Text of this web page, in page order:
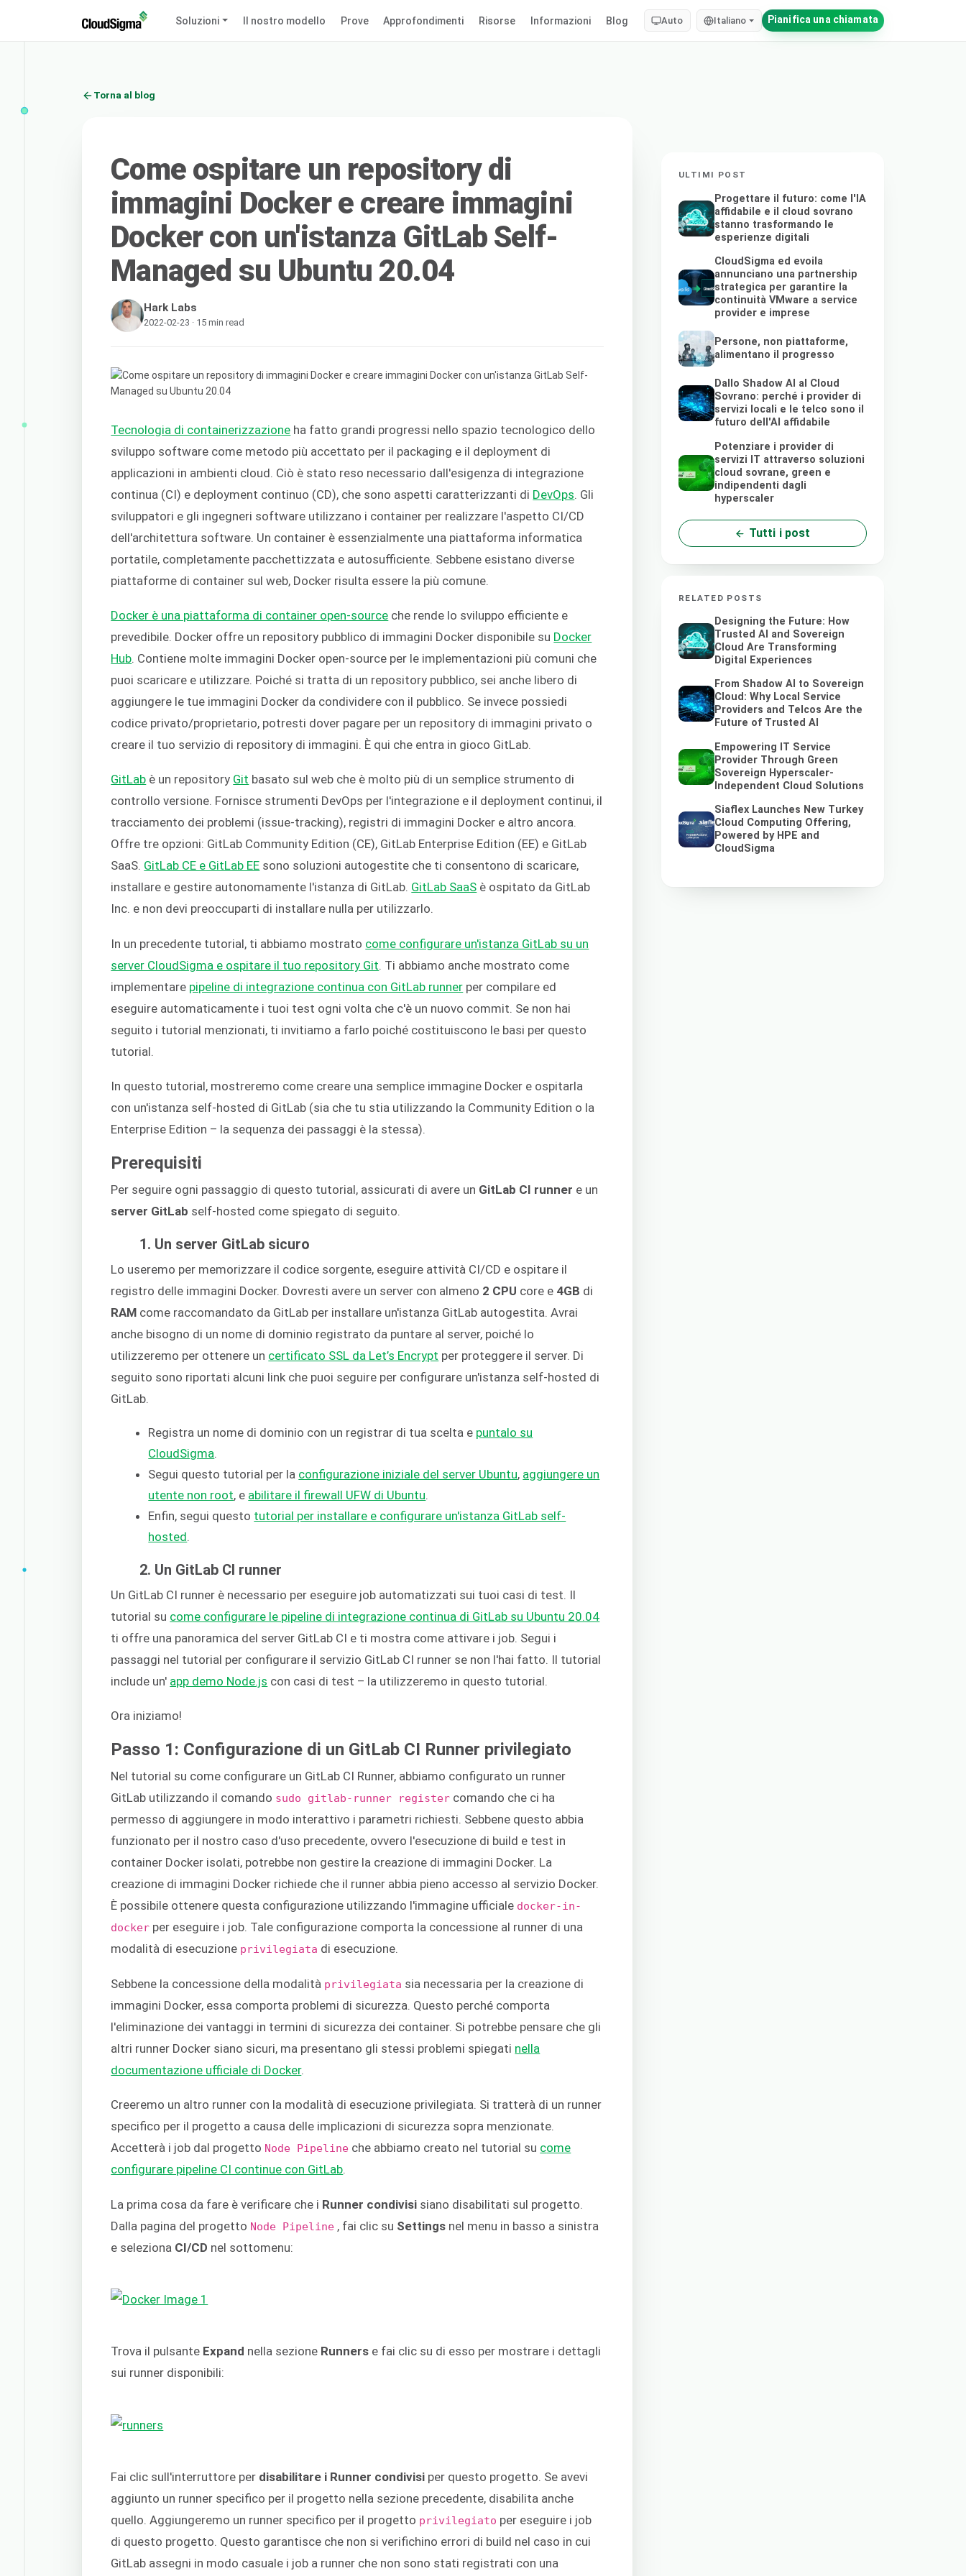
Soluzioni Il nostro modello Prove Approfondimenti Risorse Informazioni Blog Auto Italiano Pianifica una chiamata
Torna al blog
Come ospitare un repository di
immagini Docker e creare immagini
Docker con un'istanza GitLab Self-
Managed su Ubuntu 20.04
Hark Labs
2022-02-23 · 15 min read
Tecnologia di containerizzazione ha fatto grandi progressi nello spazio tecnologico dello
sviluppo software come metodo più accettato per il packaging e il deployment di
applicazioni in ambienti cloud. Ciò è stato reso necessario dall'esigenza di integrazione
continua (CI) e deployment continuo (CD), che sono aspetti caratterizzanti di DevOps . Gli
sviluppatori e gli ingegneri software utilizzano i container per realizzare l'aspetto CI/CD
dell'architettura software. Un container è essenzialmente una piattaforma informatica
portatile, completamente pacchettizzata e autosufficiente. Sebbene esistano diverse
piattaforme di container sul web, Docker risulta essere la più comune.
Docker è una piattaforma di container open-source che rende lo sviluppo efficiente e
prevedibile. Docker offre un repository pubblico di immagini Docker disponibile su Docker
Hub . Contiene molte immagini Docker open-source per le implementazioni più comuni che
puoi scaricare e utilizzare. Poiché si tratta di un repository pubblico, sei anche libero di
aggiungere le tue immagini Docker da condividere con il pubblico. Se invece possiedi
codice privato/proprietario, potresti dover pagare per un repository di immagini privato o
creare il tuo servizio di repository di immagini. È qui che entra in gioco GitLab.
GitLab è un repository Git basato sul web che è molto più di un semplice strumento di
controllo versione. Fornisce strumenti DevOps per l'integrazione e il deployment continui, il
tracciamento dei problemi (issue-tracking), registri di immagini Docker e altro ancora.
Offre tre opzioni: GitLab Community Edition (CE), GitLab Enterprise Edition (EE) e GitLab
SaaS. GitLab CE e GitLab EE sono soluzioni autogestite che ti consentono di scaricare,
installare e gestire autonomamente l'istanza di GitLab. GitLab SaaS è ospitato da GitLab
Inc. e non devi preoccuparti di installare nulla per utilizzarlo.
In un precedente tutorial, ti abbiamo mostrato come configurare un'istanza GitLab su un
server CloudSigma e ospitare il tuo repository Git . Ti abbiamo anche mostrato come
implementare pipeline di integrazione continua con GitLab runner per compilare ed
eseguire automaticamente i tuoi test ogni volta che c'è un nuovo commit. Se non hai
seguito i tutorial menzionati, ti invitiamo a farlo poiché costituiscono le basi per questo
tutorial.
In questo tutorial, mostreremo come creare una semplice immagine Docker e ospitarla
con un'istanza self-hosted di GitLab (sia che tu stia utilizzando la Community Edition o la
Enterprise Edition – la sequenza dei passaggi è la stessa).
Prerequisiti
Per seguire ogni passaggio di questo tutorial, assicurati di avere un GitLab CI runner e un
server GitLab self-hosted come spiegato di seguito.
1. Un server GitLab sicuro
Lo useremo per memorizzare il codice sorgente, eseguire attività CI/CD e ospitare il
registro delle immagini Docker. Dovresti avere un server con almeno 2 CPU core e 4GB di
RAM come raccomandato da GitLab per installare un'istanza GitLab autogestita. Avrai
anche bisogno di un nome di dominio registrato da puntare al server, poiché lo
utilizzeremo per ottenere un certificato SSL da Let’s Encrypt per proteggere il server. Di
seguito sono riportati alcuni link che puoi seguire per configurare un'istanza self-hosted di
GitLab.
Registra un nome di dominio con un registrar di tua scelta e puntalo su
CloudSigma.
Segui questo tutorial per la configurazione iniziale del server Ubuntu, aggiungere un
utente non root, e abilitare il firewall UFW di Ubuntu.
Enfin, segui questo tutorial per installare e configurare un'istanza GitLab self-
hosted.
2. Un GitLab CI runner
Un GitLab CI runner è necessario per eseguire job automatizzati sui tuoi casi di test. Il
tutorial su come configurare le pipeline di integrazione continua di GitLab su Ubuntu 20.04
ti offre una panoramica del server GitLab CI e ti mostra come attivare i job. Segui i
passaggi nel tutorial per configurare il servizio GitLab CI runner se non l'hai fatto. Il tutorial
include un' app demo Node.js con casi di test – la utilizzeremo in questo tutorial.
Ora iniziamo!
Passo 1: Configurazione di un GitLab CI Runner privilegiato
Nel tutorial su come configurare un GitLab CI Runner, abbiamo configurato un runner
GitLab utilizzando il comando sudo gitlab-runner register comando che ci ha
permesso di aggiungere in modo interattivo i parametri richiesti. Sebbene questo abbia
funzionato per il nostro caso d'uso precedente, ovvero l'esecuzione di build e test in
container Docker isolati, potrebbe non gestire la creazione di immagini Docker. La
creazione di immagini Docker richiede che il runner abbia pieno accesso al servizio Docker.
È possibile ottenere questa configurazione utilizzando l'immagine ufficiale docker-in-
docker per eseguire i job. Tale configurazione comporta la concessione al runner di una
modalità di esecuzione privilegiata di esecuzione.
Sebbene la concessione della modalità privilegiata sia necessaria per la creazione di
immagini Docker, essa comporta problemi di sicurezza. Questo perché comporta
l'eliminazione dei vantaggi in termini di sicurezza dei container. Si potrebbe pensare che gli
altri runner Docker siano sicuri, ma presentano gli stessi problemi spiegati nella
documentazione ufficiale di Docker.
Creeremo un altro runner con la modalità di esecuzione privilegiata. Si tratterà di un runner
specifico per il progetto a causa delle implicazioni di sicurezza sopra menzionate.
Accetterà i job dal progetto Node Pipeline che abbiamo creato nel tutorial su come
configurare pipeline CI continue con GitLab.
La prima cosa da fare è verificare che i Runner condivisi siano disabilitati sul progetto.
Dalla pagina del progetto Node Pipeline , fai clic su Settings nel menu in basso a sinistra
e seleziona CI/CD nel sottomenu:
Trova il pulsante Expand nella sezione Runners e fai clic su di esso per mostrare i dettagli
sui runner disponibili:
Fai clic sull'interruttore per disabilitare i Runner condivisi per questo progetto. Se avevi
aggiunto un runner specifico per il progetto nella sezione precedente, disabilita anche
quello. Aggiungeremo un runner specifico per il progetto privilegiato per eseguire i job
di questo progetto. Questo garantisce che non si verifichino errori di build nel caso in cui
GitLab assegni in modo casuale i job a runner che non sono stati registrati con una
ULTIMI POST
Progettare il futuro: come l'IA
affidabile e il cloud sovrano
stanno trasformando le
esperienze digitali
CloudSigma ed evoila
annunciano una partnership
strategica per garantire la
continuità VMware a service
provider e imprese
Persone, non piattaforme,
alimentano il progresso
Dallo Shadow AI al Cloud
Sovrano: perché i provider di
servizi locali e le telco sono il
futuro dell'AI affidabile
Potenziare i provider di
servizi IT attraverso soluzioni
cloud sovrane, green e
indipendenti dagli
hyperscaler
Tutti i post
RELATED POSTS
Designing the Future: How
Trusted AI and Sovereign
Cloud Are Transforming
Digital Experiences
From Shadow AI to Sovereign
Cloud: Why Local Service
Providers and Telcos Are the
Future of Trusted AI
Empowering IT Service
Provider Through Green
Sovereign Hyperscaler-
Independent Cloud Solutions
Siaflex Launches New Turkey
Cloud Computing Offering,
Powered by HPE and
CloudSigma